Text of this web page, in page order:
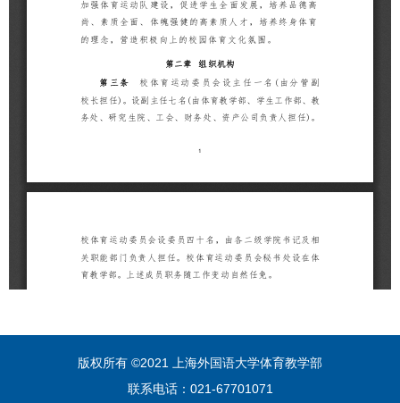
版权所有 ©2021 上海外国语大学体育教学部
联系电话：021-67701071